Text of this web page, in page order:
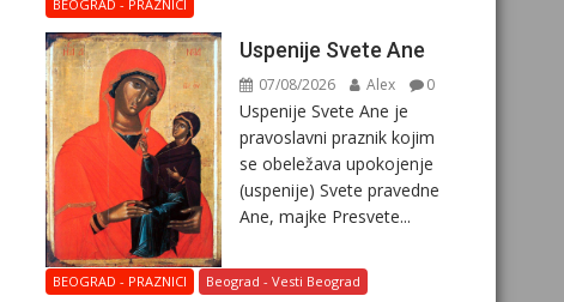
BEOGRAD - PRAZNICI
Uspenije Svete Ane
07/08/2026 Alex 0
Uspenije Svete Ane je
pravoslavni praznik kojim
se obeležava upokojenje
(uspenije) Svete pravedne
Ane, majke Presvete...
BEOGRAD - PRAZNICI Beograd - Vesti Beograd